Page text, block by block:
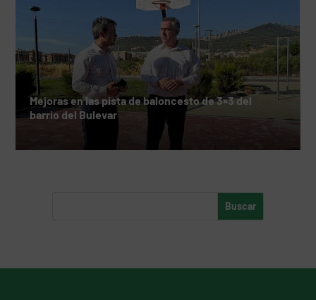
Mejoras en las pista de baloncesto de 3×3 del
barrio del Bulevar